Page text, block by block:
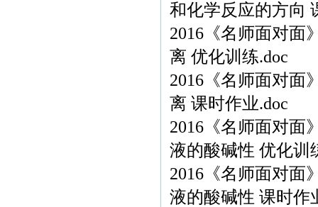
和化学反应的方向
2016《名师面对面
离 优化训练.doc
2016《名师面对面
离 课时作业.doc
2016《名师面对面
液的酸碱性 优化训
2016《名师面对面
液的酸碱性 课时作